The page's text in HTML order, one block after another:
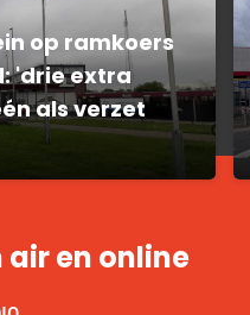
op ramkoers
'drie extra
als verzet
air en online